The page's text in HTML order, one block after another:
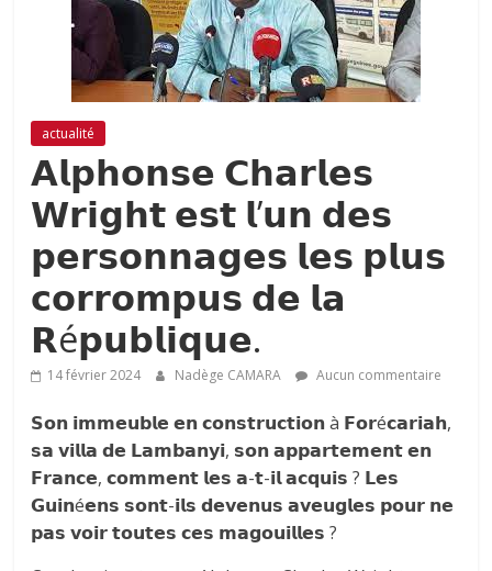
actualité
𝗔𝗹𝗽𝗵𝗼𝗻𝘀𝗲 𝗖𝗵𝗮𝗿𝗹𝗲𝘀
𝗪𝗿𝗶𝗴𝗵𝘁 𝗲𝘀𝘁 𝗹’𝘂𝗻 𝗱𝗲𝘀
𝗽𝗲𝗿𝘀𝗼𝗻𝗻𝗮𝗴𝗲𝘀 𝗹𝗲𝘀 𝗽𝗹𝘂𝘀
𝗰𝗼𝗿𝗿𝗼𝗺𝗽𝘂𝘀 𝗱𝗲 𝗹𝗮
𝗥é𝗽𝘂𝗯𝗹𝗶𝗾𝘂𝗲.
14 février 2024 Nadège CAMARA Aucun commentaire
𝗦𝗼𝗻 𝗶𝗺𝗺𝗲𝘂𝗯𝗹𝗲 𝗲𝗻 𝗰𝗼𝗻𝘀𝘁𝗿𝘂𝗰𝘁𝗶𝗼𝗻 à 𝗙𝗼𝗿é𝗰𝗮𝗿𝗶𝗮𝗵,
𝘀𝗮 𝘃𝗶𝗹𝗹𝗮 𝗱𝗲 𝗟𝗮𝗺𝗯𝗮𝗻𝘆𝗶, 𝘀𝗼𝗻 𝗮𝗽𝗽𝗮𝗿𝘁𝗲𝗺𝗲𝗻𝘁 𝗲𝗻
𝗙𝗿𝗮𝗻𝗰𝗲, 𝗰𝗼𝗺𝗺𝗲𝗻𝘁 𝗹𝗲𝘀 𝗮-𝘁-𝗶𝗹 𝗮𝗰𝗾𝘂𝗶𝘀 ? 𝗟𝗲𝘀
𝗚𝘂𝗶𝗻é𝗲𝗻𝘀 𝘀𝗼𝗻𝘁-𝗶𝗹𝘀 𝗱𝗲𝘃𝗲𝗻𝘂𝘀 𝗮𝘃𝗲𝘂𝗴𝗹𝗲𝘀 𝗽𝗼𝘂𝗿 𝗻𝗲
𝗽𝗮𝘀 𝘃𝗼𝗶𝗿 𝘁𝗼𝘂𝘁𝗲𝘀 𝗰𝗲𝘀 𝗺𝗮𝗴𝗼𝘂𝗶𝗹𝗹𝗲𝘀 ?